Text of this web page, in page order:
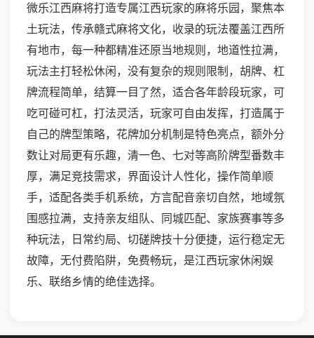
微乐江西麻将打造专属江西玩家的麻将乐园，聚焦本
土玩法，传承赣式麻将文化，收录的玩法覆盖江西所
有地市，每一种都精准还原当地规则，地道性拉满，
玩法主打轻松休闲，没有复杂的规则限制，胡牌、杠
牌流程简单，结算一目了然，适合各年龄段玩家，可
吃可碰可杠，打法灵活，玩家可自由发挥，打造属于
自己的牌型策略，花牌加分机制是特色亮点，额外分
数让对局更有乐趣，清一色、七对等高阶牌型番数丰
厚，满足竞技需求，界面设计人性化，操作简单顺
手，适配各类手机系统，方言配音亲切自然，地域氛
围感拉满，支持亲友组队、同城匹配、家族赛事等多
种玩法，日常约局、切磋牌技十分便捷，运行稳定无
故障，无付费陷阱，免费畅玩，是江西玩家休闲娱
乐、联络乡情的绝佳选择。